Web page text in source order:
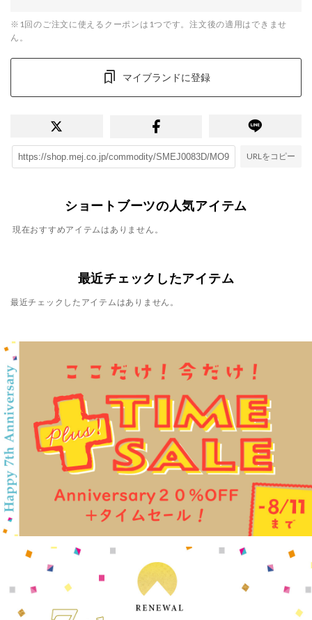
※1回のご注文に使えるクーポンは1つです。注文後の適用はできませ
ん。
マイブランドに登録
URLをコピー
ショートブーツの人気アイテム
現在おすすめアイテムはありません。
最近チェックしたアイテム
最近チェックしたアイテムはありません。